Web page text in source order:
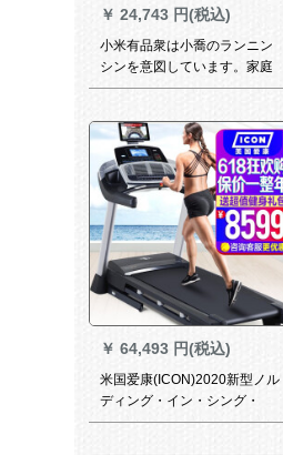
￥ 24,743 円(税込)
小米有品衆は小喬のランニン
シンを意図しています。家庭
用折りたたたみ式の超静音ダ
ーキングキング3 Pro 63 CM走
￥ 64,493 円(税込)
米国爱康(ICON)2020新型ノル
ディング・イン・シング・
1080016/T 7.0家庭用ダンパン